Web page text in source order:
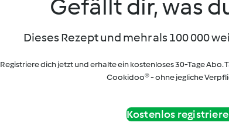
Gefällt dir, was
Dieses Rezept und mehr als 100 000
Registriere dich jetzt und erhalte ein kostenloses 30-Tage Abo.
Cookidoo® - ohne jegliche
Kostenlos